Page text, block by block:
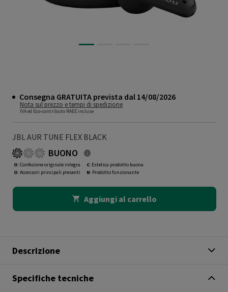
Consegna GRATUITA prevista dal 14/08/2026
Nota sul prezzo e tempi di spedizione
IVA ed Eco-contributo RAEE incluse
JBL AUR TUNE FLEX BLACK
BUONO
O: Confezione originale integra
O: Accessori principali presenti
C: Estetica prodotto buona
N: Prodotto funzionante
Aggiungi al carrello
Descrizione
Specifiche tecniche